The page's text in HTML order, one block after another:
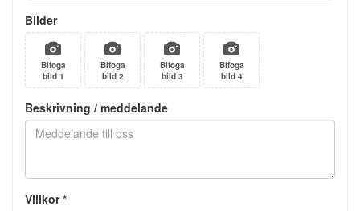
Bilder
Bifoga
bild 1
Bifoga
bild 2
Bifoga
bild 3
Bifoga
bild 4
Beskrivning / meddelande
Villkor *